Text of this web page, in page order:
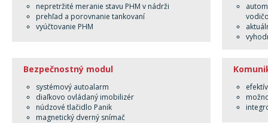
nepretržité meranie stavu PHM v nádrži
prehľad a porovnanie tankovaní
vyúčtovanie PHM
Bezpečnostný modul
systémový autoalarm
diaľkovo ovládaný imobilizér
núdzové tlačidlo Panik
magnetický dverný snímač